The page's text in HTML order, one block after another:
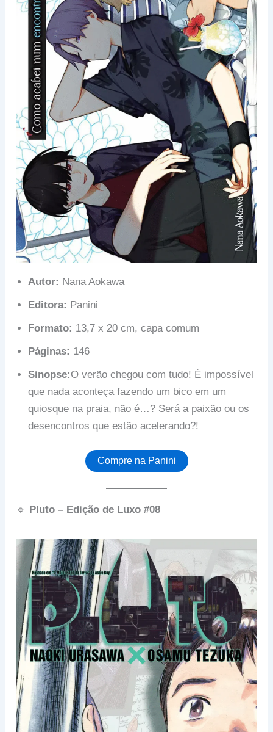
Autor: Nana Aokawa
Editora: Panini
Formato: 13,7 x 20 cm, capa comum
Páginas: 146
Sinopse:O verão chegou com tudo! É impossível
que nada aconteça fazendo um bico em um
quiosque na praia, não é…? Será a paixão ou os
desencontros que estão acelerando?!
Compre na Panini
🔹 Pluto – Edição de Luxo #08